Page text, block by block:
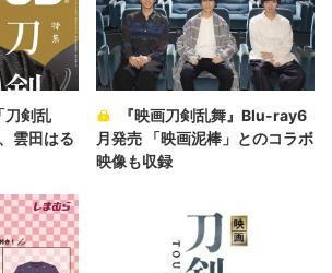
刀剣乱
雲田はる
『映画刀剣乱舞』Blu-ray6
月発売 「映画泥棒」とのコラボ
映像も収録